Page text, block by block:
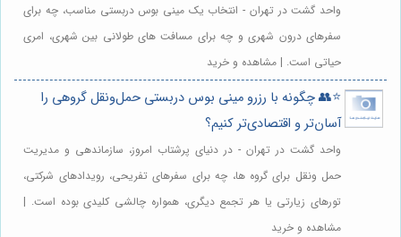
واحد گشت در تهران - انتخاب یک مینی بوس دربستی مناسب، چه برای
سفرهای درون شهری و چه برای مسافت های طولانی بین شهری، امری
حیاتی است. | مشاهده و خرید
⭐️👥 چگونه با رزرو مینی بوس دربستی حمل‌ونقل گروهی را
آسان‌تر و اقتصادی‌تر کنیم؟
واحد گشت در تهران - در دنیای پرشتاب امروز، سازماندهی و مدیریت
حمل ونقل برای گروه ها، چه برای سفرهای تفریحی، رویدادهای شرکتی،
تورهای زیارتی یا هر تجمع دیگری، همواره چالشی کلیدی بوده است. |
مشاهده و خرید